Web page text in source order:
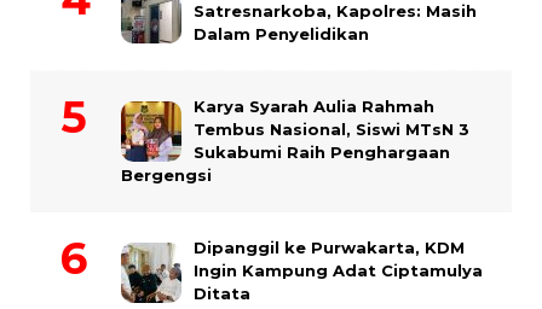
Satresnarkoba, Kapolres: Masih
Dalam Penyelidikan
Karya Syarah Aulia Rahmah
Tembus Nasional, Siswi MTsN 3
Sukabumi Raih Penghargaan
Bergengsi
Dipanggil ke Purwakarta, KDM
Ingin Kampung Adat Ciptamulya
Ditata